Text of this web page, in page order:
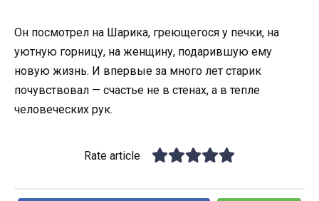
Он посмотрел на Шарика, греющегося у печки, на
уютную горницу, на женщину, подарившую ему
новую жизнь. И впервые за много лет старик
почувствовал — счастье не в стенах, а в тепле
человеческих рук.
Rate article